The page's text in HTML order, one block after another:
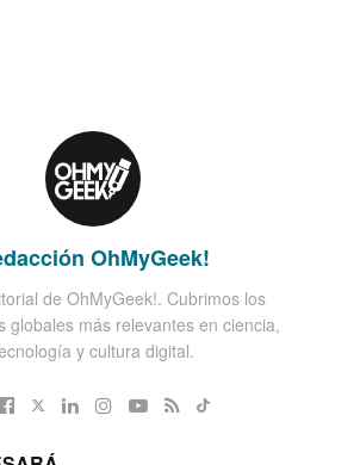
OhMyGeek!
de OhMyGeek!. Cubrimos los
globales más relevantes en ciencia,
y cultura digital.